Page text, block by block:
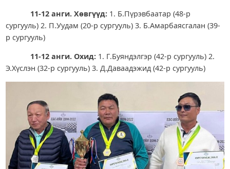
11-12 анги. Хөвгүүд:1. Б.Пүрэвбаатар (48-р
сургууль) 2. П.Уудам (20-р сургууль) 3. Б.Амарбаясгалан (39-
р сургууль)
11-12 анги. Охид:1. Г.Буяндэлгэр (42-р сургууль) 2.
Э.Хүслэн (32-р сургууль) 3. Д.Даваадэжид (42-р сургууль)